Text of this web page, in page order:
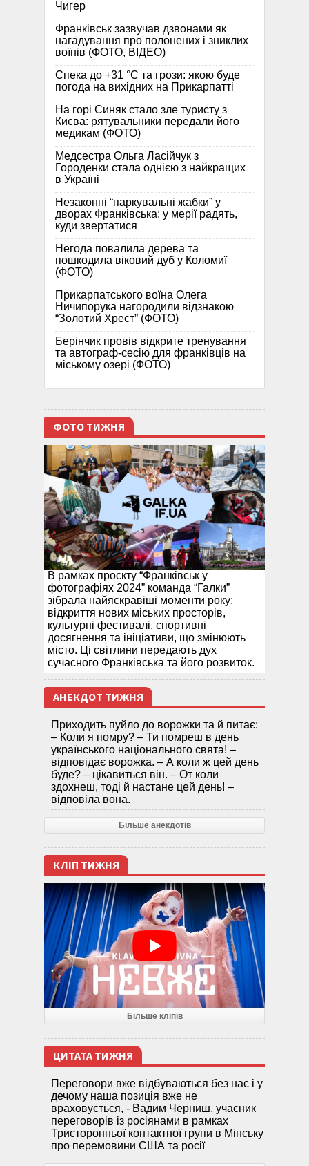
Чигер
Франківськ зазвучав дзвонами як
нагадування про полонених і зниклих
воїнів (ФОТО, ВІДЕО)
Спека до +31 °C та грози: якою буде
погода на вихідних на Прикарпатті
На горі Синяк стало зле туристу з
Києва: рятувальники передали його
медикам (ФОТО)
Медсестра Ольга Ласійчук з
Городенки стала однією з найкращих
в Україні
Незаконні “паркувальні жабки” у
дворах Франківська: у мерії радять,
куди звертатися
Негода повалила дерева та
пошкодила віковий дуб у Коломиї
(ФОТО)
Прикарпатського воїна Олега
Ничипорука нагородили відзнакою
“Золотий Хрест” (ФОТО)
Берінчик провів відкрите тренування
та автограф-сесію для франківців на
міському озері (ФОТО)
ФОТО ТИЖНЯ
В рамках проєкту “Франківськ у
фотографіях 2024” команда “Галки”
зібрала найяскравіші моменти року:
відкриття нових міських просторів,
культурні фестивалі, спортивні
досягнення та ініціативи, що змінюють
місто. Ці світлини передають дух
сучасного Франківська та його розвиток.
АНЕКДОТ ТИЖНЯ
Приходить пуйло до ворожки та й питає:
– Коли я помру? – Ти помреш в день
українського національного свята! –
відповідає ворожка. – А коли ж цей день
буде? – цікавиться він. – От коли
здохнеш, тоді й настане цей день! –
відповіла вона.
Більше анекдотів
КЛІП ТИЖНЯ
Більше кліпів
ЦИТАТА ТИЖНЯ
Переговори вже відбуваються без нас і у
дечому наша позиція вже не
враховується, - Вадим Черниш, учасник
переговорів із росіянами в рамках
Тристоронньої контактної групи в Мінську
про перемовини США та росії